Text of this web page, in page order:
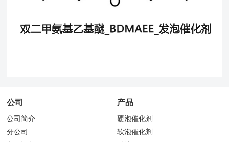
公司
公司简介
分公司
产品
硬泡催化剂
软泡催化剂